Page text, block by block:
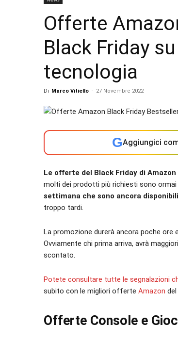
Offerte
Black Friday
tecnologia
Di Marco Vitiello - 27 Novembre 2022
GAggiungici
Le offerte del Black Friday di
molti dei prodotti più richiesti sono
settimana che sono ancora disponibili
troppo tardi.
La promozione durerà ancora poche ore e
Ovviamente chi prima arriva, avrà
scontato.
Potete consultare tutte le segnalazioni
subito con le migliori offerte Amazon del
Offerte Console e